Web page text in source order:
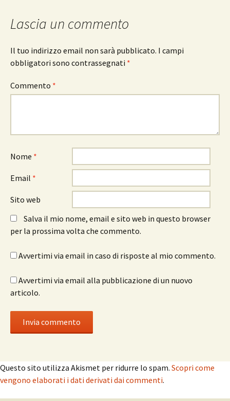
Lascia un commento
Il tuo indirizzo email non sarà pubblicato. I campi
obbligatori sono contrassegnati *
Commento *
Nome *
Email *
Sito web
Salva il mio nome, email e sito web in questo browser
per la prossima volta che commento.
Avvertimi via email in caso di risposte al mio commento.
Avvertimi via email alla pubblicazione di un nuovo
articolo.
Questo sito utilizza Akismet per ridurre lo spam. Scopri come
vengono elaborati i dati derivati dai commenti.